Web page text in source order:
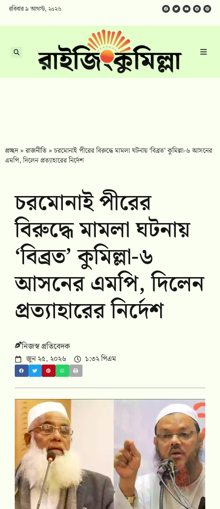
রবিবার ৯ আগস্ট, ২০২৬
প্রচ্ছদ»রাজনীতি »চরমোনাই পীরের বিরুদ্ধে মামলা ঘটনায় ‘বিব্রত’ কুমিল্লা-৬ আসনের
এমপি, দিলেন প্রত্যাহারের নির্দেশ
চরমোনাই পীরের
বিরুদ্ধে মামলা ঘটনায়
‘বিব্রত’ কুমিল্লা-৬
আসনের এমপি, দিলেন
প্রত্যাহারের নির্দেশ
নিজস্ব প্রতিবেদক
জুন ২৫, ২০২৬ ১:৩২ পিএম